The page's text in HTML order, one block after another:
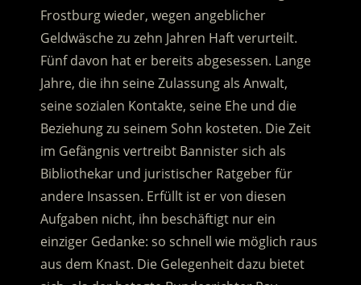
Frostburg wieder, wegen angeblicher
Geldwäsche zu zehn Jahren Haft verurteilt.
Fünf davon hat er bereits abgesessen. Lange
Jahre, die ihn seine Zulassung als Anwalt,
seine sozialen Kontakte, seine Ehe und die
Beziehung zu seinem Sohn kosteten. Die Zeit
im Gefängnis vertreibt Bannister sich als
Bibliothekar und juristischer Ratgeber für
andere Insassen. Erfüllt ist er von diesen
Aufgaben nicht, ihn beschäftigt nur ein
einziger Gedanke: so schnell wie möglich raus
aus dem Knast. Die Gelegenheit dazu bietet